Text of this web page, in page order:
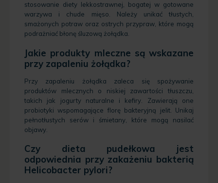
stosowanie diety lekkostrawnej, bogatej w gotowane
warzywa i chude mięso. Należy unikać tłustych,
smażonych potraw oraz ostrych przypraw, które mogą
podrażniać błonę śluzową żołądka.
Jakie produkty mleczne są wskazane
przy zapaleniu żołądka?
Przy zapaleniu żołądka zaleca się spożywanie
produktów mlecznych o niskiej zawartości tłuszczu,
takich jak jogurty naturalne i kefiry. Zawierają one
probiotyki wspomagające florę bakteryjną jelit. Unikaj
pełnotłustych serów i śmietany, które mogą nasilać
objawy.
Czy dieta pudełkowa jest
odpowiednia przy zakażeniu bakterią
Helicobacter pylori?